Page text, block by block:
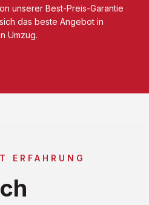
unserer Best-Preis-Garantie
das beste Angebot in
Umzug.
ERFAHRUNG